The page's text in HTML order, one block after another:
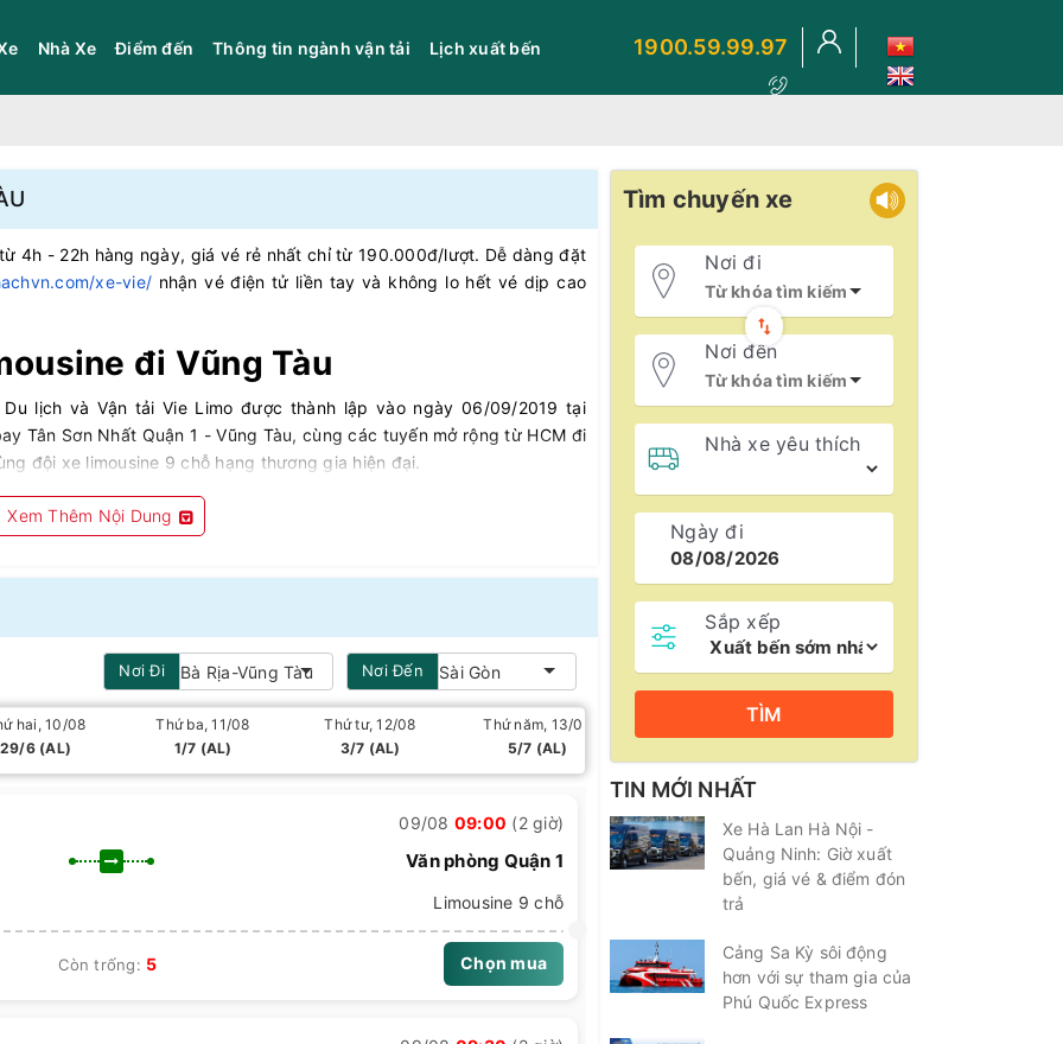
Nhà Xe Điểm đến Thông tin ngành vận tải Lịch xuất bến 1900.59.99.97
4h - 22h hàng ngày, giá vé rẻ nhất chỉ từ 190.000đ/lượt. Dễ dàng đặt
xe-vie/ nhận vé điện tử liền tay và không lo hết vé dịp cao
đi Vũng Tàu
lịch và Vận tải Vie Limo được thành lập vào ngày 06/09/2019 tại
Tân Sơn Nhất Quận 1 - Vũng Tàu, cùng các tuyến mở rộng từ HCM đi
đội xe limousine 9 chỗ hạng thương gia hiện đại.
Quận 1, TP. HCM
xe-vie/
Vie đang hoạt động
hoạt động, tính tới thời điểm hiện tại (8/2025):
30 - 60 phút/chuyến)
điểm
Xem Thêm Nội Dung
NơiĐi Bà Rịa-Vũng Tàu NơiĐến Sài Gòn
hai, 10/08
29/6 (AL)
Thứ ba, 11/08
1/7 (AL)
Thứ tư, 12/08
3/7 (AL)
Thứ năm, 13/08
5/7 (AL)
Thứ sáu, 14/08
09/08 09:00 (2 giờ)
Văn phòng Quận 1
Limousine 9 chỗ
Còn trống: 5 Chọn mua
Tìm chuyến xe
Nơi đi
Nơi đến
Nhà xe yêu thích
Ngày đi
Sắp xếp
TÌM
TIN MỚI NHẤT
Xe Hà Lan Hà Nội -
Quảng Ninh: Giờ xuất
bến, giá vé & điểm đón
trả
Cảng Sa Kỳ sôi động
hơn với sự tham gia của
Phú Quốc Express